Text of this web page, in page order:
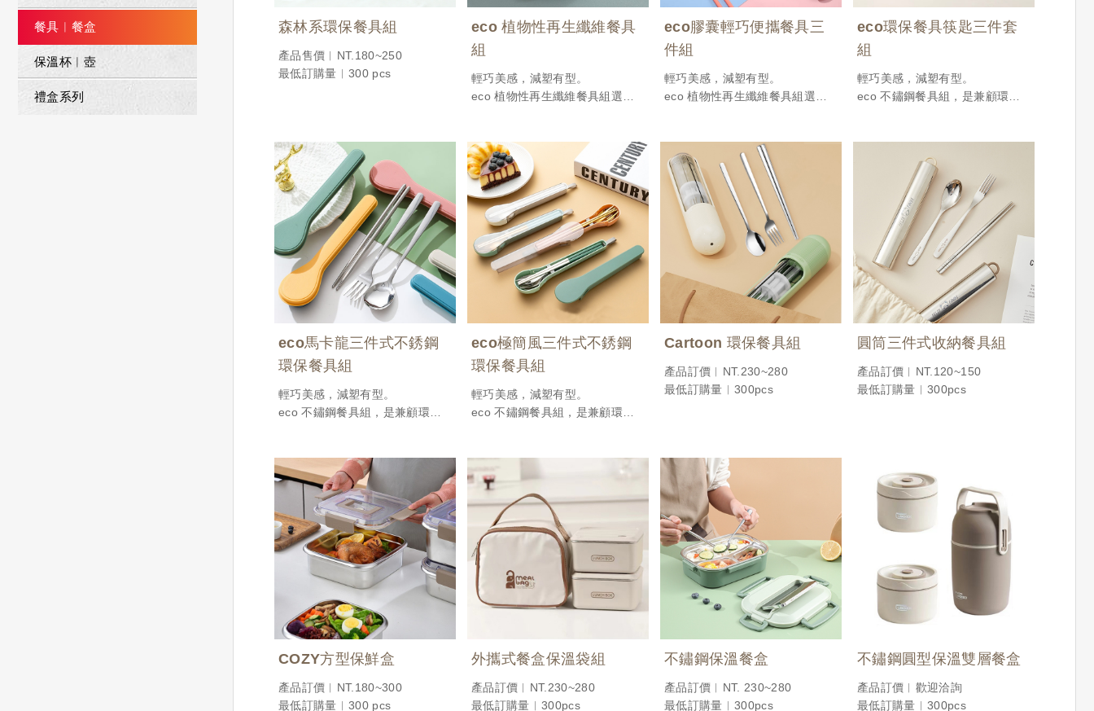
餐具︱餐盒
保溫杯︱壺
禮盒系列
森林系環保餐具組
產品售價︱NT.180~250
最低訂購量︱300 pcs
eco 植物性再生纖維餐具
組
輕巧美感，減塑有型。
eco 植物性再生纖維餐具組選用
與日常實用的理想選擇。每組包
含湯匙、叉子、餐刀與收納盒，
適合放入包包隨身攜帶，方便日
常外食或出差旅行使用。
不論是作為自用的綠色生活起
點，還是作為企業送禮表現永續
理念，都是一份傳遞用心與責任
的好選擇。
產品訂價︱NT.50~100
最低訂購量︱500 pcs
eco膠囊輕巧便攜餐具三
件組
輕巧美感，減塑有型。
eco 植物性再生纖維餐具組選用
與日常實用的理想選擇。每組包
含湯匙、叉子、餐刀與收納盒，
適合放入包包隨身攜帶，方便日
常外食或出差旅行使用。
不論是作為自用的綠色生活起
點，還是作為企業送禮表現永續
理念，都是一份傳遞用心與責任
的好選擇。產品訂價︱
NT.100~120
最低訂購量︱300 pcs
eco環保餐具筷匙三件套
組
輕巧美感，減塑有型。
eco 不鏽鋼餐具組，是兼顧環保
常外食或出差旅行使用。
不論是作為自用的綠色生活起
點，還是作為企業送禮表現永續
理念，都是一份傳遞用心與責任
的好選擇。產品訂價︱
NT.150~200
最低訂購量︱300 pcs
eco馬卡龍三件式不銹鋼
環保餐具組
輕巧美感，減塑有型。
eco 不鏽鋼餐具組，是兼顧環保
適合放入包包隨身攜帶，方便日
常外食或出差旅行使用。
不論是作為自用的綠色生活起
點，還是作為企業送禮表現永續
理念，都是一份傳遞用心與責任
的好選擇。
產品訂價︱NT.80~100
最低訂購量︱300 pcs
eco極簡風三件式不銹鋼
環保餐具組
輕巧美感，減塑有型。
eco 不鏽鋼餐具組，是兼顧環保
適合放入包包隨身攜帶，方便日
常外食或出差旅行使用。
不論是作為自用的綠色生活起
點，還是作為企業送禮表現永續
理念，都是一份傳遞用心與責任
的好選擇。產品訂價︱
NT.90~120
最低訂購量︱300pcs
Cartoon 環保餐具組
產品訂價︱NT.230~280
最低訂購量︱300pcs
圓筒三件式收納餐具組
產品訂價︱NT.120~150
最低訂購量︱300pcs
COZY方型保鮮盒
產品訂價︱NT.180~300
最低訂購量︱300 pcs
外攜式餐盒保溫袋組
產品訂價︱NT.230~280
最低訂購量︱300pcs
不鏽鋼保溫餐盒
產品訂價︱NT. 230~280
最低訂購量︱300pcs
不鏽鋼圓型保溫雙層餐盒
產品訂價︱歡迎洽詢
最低訂購量︱300pcs